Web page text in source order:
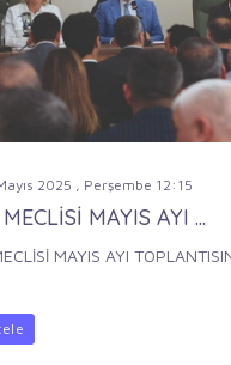
2025 , Perşembe 12:15
MAYIS AYI ...
MAYIS AYI